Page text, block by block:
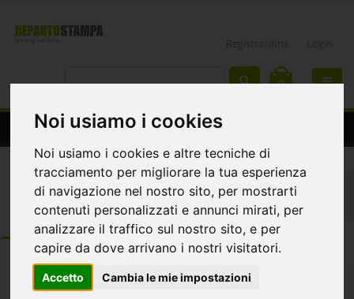
Noi usiamo i cookies
Noi usiamo i cookies e altre tecniche di
tracciamento per migliorare la tua esperienza
di navigazione nel nostro sito, per mostrarti
contenuti personalizzati e annunci mirati, per
analizzare il traffico sul nostro sito, e per
capire da dove arrivano i nostri visitatori.
Accetto Cambia le mie impostazioni
0
fondale grafico estensibile
Home Espositori
Fondali Grafici
Fondale grafico estensibile
ORDINA DETTAGLI Template e istruzioni